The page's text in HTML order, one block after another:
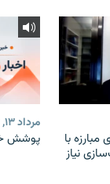
با
نیاز
مرداد ۱۳, ۱۴۰۵
پوشش